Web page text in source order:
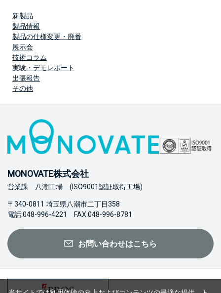
新製品
製品情報
製品の仕様変更・廃番
展示会
技術コラム
実験・デモレポート
出張報告
その他
MONOVATE株式会社
営業課 八潮工場 (ISO9001認証取得工場)
〒340-0811 埼玉県八潮市二丁目358
電話:048-996-4221 FAX:048-996-8781
お問い合わせはこちら